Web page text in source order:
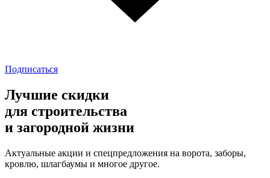
Подписаться
Лучшие скидки
для строительства
и загородной жизни
Актуальные акции и спецпредложения на ворота, заборы,
кровлю, шлагбаумы и многое другое.